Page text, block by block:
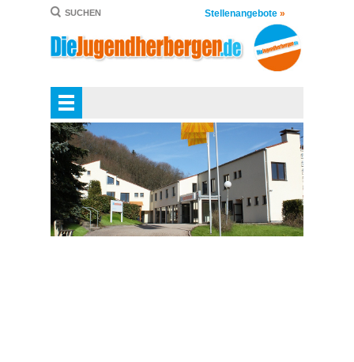
SUCHEN Stellenangebote »